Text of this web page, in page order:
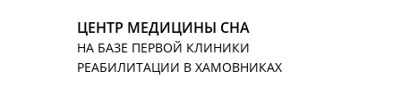
ЦЕНТР МЕДИЦИНЫ СНА
НА БАЗЕ ПЕРВОЙ КЛИНИКИ
РЕАБИЛИТАЦИИ В ХАМОВНИКАХ